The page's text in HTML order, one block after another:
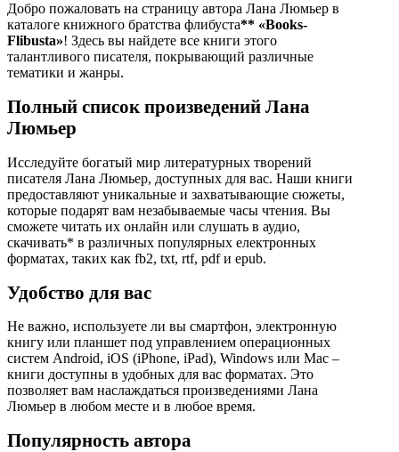
Добро пожаловать на страницу автора Лана Люмьер в
каталоге книжного братства флибуста** «Books-
Flibusta»! Здесь вы найдете все книги этого
талантливого писателя, покрывающий различные
тематики и жанры.
Полный список произведений Лана
Люмьер
Исследуйте богатый мир литературных творений
писателя Лана Люмьер, доступных для вас. Наши книги
предоставляют уникальные и захватывающие сюжеты,
которые подарят вам незабываемые часы чтения. Вы
сможете читать их онлайн или слушать в аудио,
скачивать* в различных популярных електронных
форматах, таких как fb2, txt, rtf, pdf и epub.
Удобство для вас
Не важно, используете ли вы смартфон, электронную
книгу или планшет под управлением операционных
систем Android, iOS (iPhone, iPad), Windows или Mac –
книги доступны в удобных для вас форматах. Это
позволяет вам наслаждаться произведениями Лана
Люмьер в любом месте и в любое время.
Популярность автора